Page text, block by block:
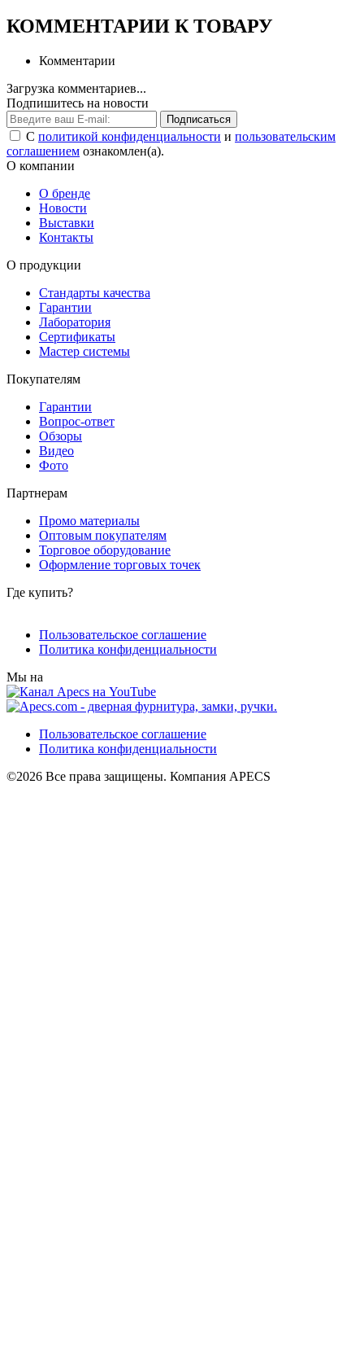
КОММЕНТАРИИ К ТОВАРУ
Комментарии
Загрузка комментариев...
Подпишитесь на новости
Подписаться
С политикой конфиденциальности и пользовательским
соглашением ознакомлен(а).
О компании
О бренде
Новости
Выставки
Контакты
О продукции
Стандарты качества
Гарантии
Лаборатория
Сертификаты
Мастер системы
Покупателям
Гарантии
Вопрос-ответ
Обзоры
Видео
Фото
Партнерам
Промо материалы
Оптовым покупателям
Торговое оборудование
Оформление торговых точек
Где купить?
Пользовательское соглашение
Политика конфиденциальности
Мы на
Пользовательское соглашение
Политика конфиденциальности
©2026 Все права защищены. Компания APECS